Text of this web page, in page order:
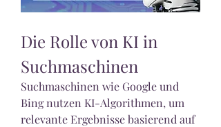
Die Rolle von KI in
Suchmaschinen
Suchmaschinen wie Google und
Bing nutzen KI-Algorithmen, um
relevante Ergebnisse basierend auf